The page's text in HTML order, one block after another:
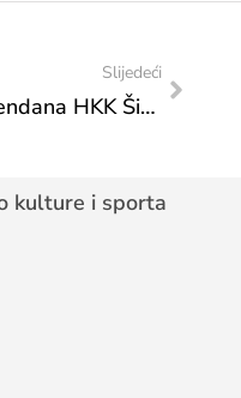
Slijedeći
Ministrica Vlaisavljević na obilježavanju 50. rođendana HKK Široki
kulture i sporta